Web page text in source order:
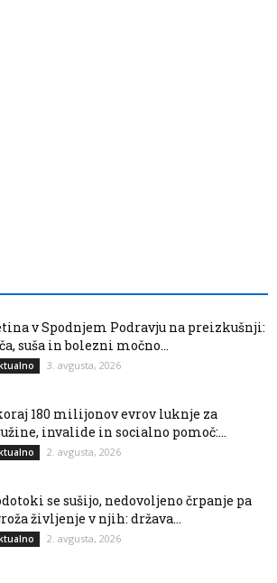
v Spodnjem Podravju na preizkušnji:
suša in bolezni močno...
3. avgusta, 2026
180 milijonov evrov luknje za
invalide in socialno pomoč:...
2. avgusta, 2026
se sušijo, nedovoljeno črpanje pa
življenje v njih: država...
2. avgusta, 2026